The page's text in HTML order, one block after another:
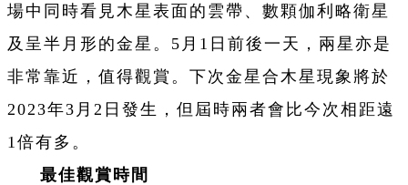
場中同時看見木星表面的雲帶、數顆伽利略衛星
及呈半月形的金星。5月1日前後一天，兩星亦是
非常靠近，值得觀賞。下次金星合木星現象將於
2023年3月2日發生，但屆時兩者會比今次相距遠
1倍有多。
最佳觀賞時間